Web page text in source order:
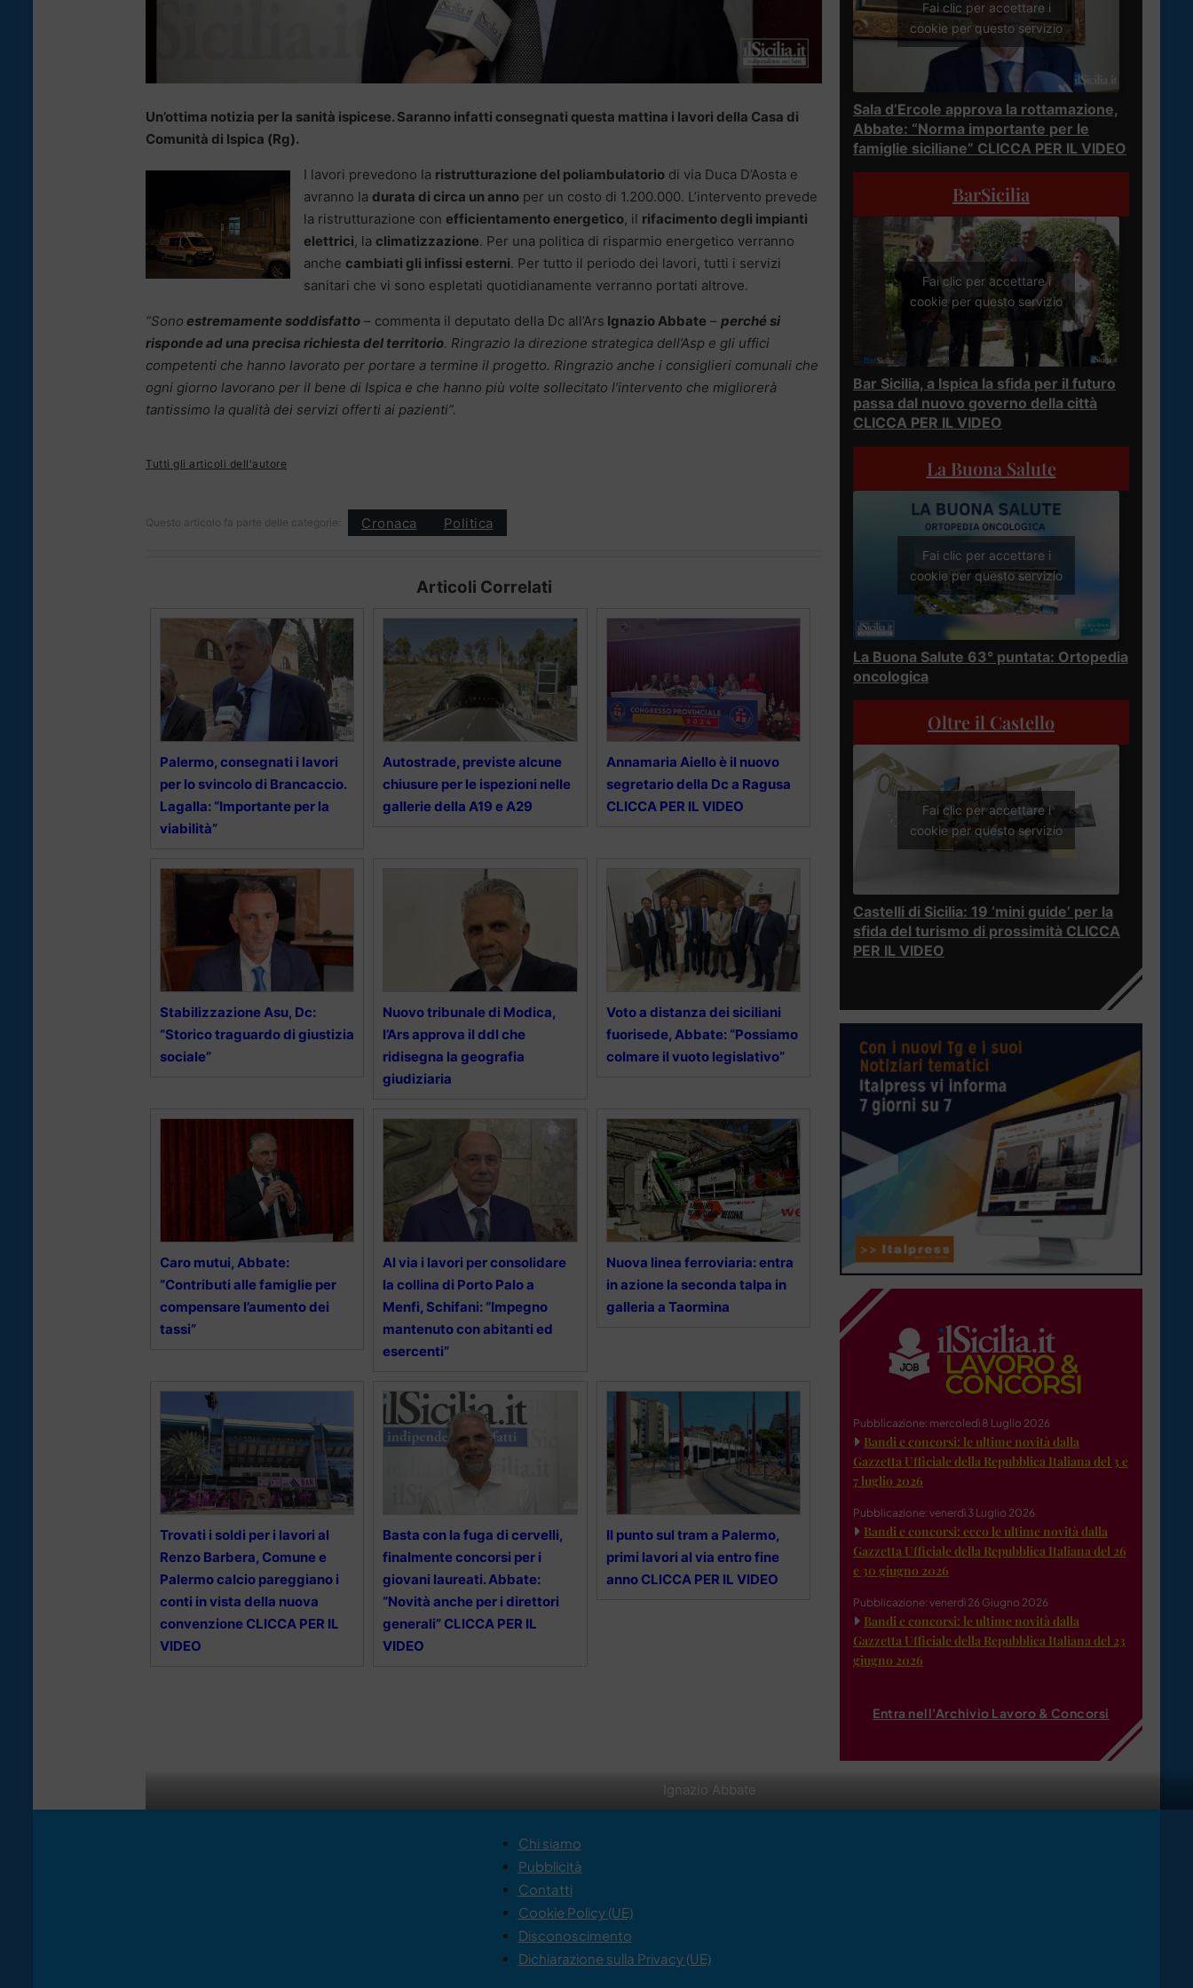
Ignazio Abbate
Un’ottima notizia per la sanità ispicese. Saranno infatti consegnati questa mattina i lavori della Casa di
Comunità di Ispica (Rg).
I lavori prevedono la ristrutturazione del poliambulatorio di via Duca D’Aosta e
avranno la durata di circa un anno per un costo di 1.200.000. L’intervento prevede
la ristrutturazione con efficientamento energetico, il rifacimento degli impianti
elettrici, la climatizzazione. Per una politica di risparmio energetico verranno
anche cambiati gli infissi esterni. Per tutto il periodo dei lavori, tutti i servizi
sanitari che vi sono espletati quotidianamente verranno portati altrove.
“Sono estremamente soddisfatto – commenta il deputato della Dc all’Ars Ignazio Abbate – perché si
risponde ad una precisa richiesta del territorio. Ringrazio la direzione strategica dell’Asp e gli uffici
competenti che hanno lavorato per portare a termine il progetto. Ringrazio anche i consiglieri comunali che
ogni giorno lavorano per il bene di Ispica e che hanno più volte sollecitato l’intervento che migliorerà
tantissimo la qualità dei servizi offerti ai pazienti”.
Tutti gli articoli dell'autore
Questo articolo fa parte delle categorie: Cronaca Politica
Articoli Correlati
Palermo, consegnati i lavori
per lo svincolo di Brancaccio.
Lagalla: “Importante per la
viabilità”
Autostrade, previste alcune
chiusure per le ispezioni nelle
gallerie della A19 e A29
Annamaria Aiello è il nuovo
segretario della Dc a Ragusa
CLICCA PER IL VIDEO
Stabilizzazione Asu, Dc:
“Storico traguardo di giustizia
sociale”
Nuovo tribunale di Modica,
l’Ars approva il ddl che
ridisegna la geografia
giudiziaria
Voto a distanza dei siciliani
fuorisede, Abbate: “Possiamo
colmare il vuoto legislativo”
Caro mutui, Abbate:
“Contributi alle famiglie per
compensare l’aumento dei
tassi”
Al via i lavori per consolidare
la collina di Porto Palo a
Menfi, Schifani: “Impegno
mantenuto con abitanti ed
esercenti”
Nuova linea ferroviaria: entra
in azione la seconda talpa in
galleria a Taormina
Trovati i soldi per i lavori al
Renzo Barbera, Comune e
Palermo calcio pareggiano i
conti in vista della nuova
convenzione CLICCA PER IL
VIDEO
Basta con la fuga di cervelli,
finalmente concorsi per i
giovani laureati. Abbate:
“Novità anche per i direttori
generali” CLICCA PER IL
VIDEO
Il punto sul tram a Palermo,
primi lavori al via entro fine
anno CLICCA PER IL VIDEO
Fai clic per accettare i
cookie per questo servizio
Sala d’Ercole approva la rottamazione,
Abbate: “Norma importante per le
famiglie siciliane” CLICCA PER IL VIDEO
BarSicilia
Fai clic per accettare i
cookie per questo servizio
Bar Sicilia, a Ispica la sfida per il futuro
passa dal nuovo governo della città
CLICCA PER IL VIDEO
La Buona Salute
Fai clic per accettare i
cookie per questo servizio
La Buona Salute 63° puntata: Ortopedia
oncologica
Oltre il Castello
Fai clic per accettare i
cookie per questo servizio
Castelli di Sicilia: 19 ‘mini guide’ per la
sfida del turismo di prossimità CLICCA
PER IL VIDEO
Pubblicazione: mercoledì 8 Luglio 2026
Bandi e concorsi: le ultime novità dalla
Gazzetta Ufficiale della Repubblica Italiana del 3 e
7 luglio 2026
Pubblicazione: venerdì 3 Luglio 2026
Bandi e concorsi: ecco le ultime novità dalla
Gazzetta Ufficiale della Repubblica Italiana del 26
e 30 giugno 2026
Pubblicazione: venerdì 26 Giugno 2026
Bandi e concorsi: le ultime novità dalla
Gazzetta Ufficiale della Repubblica Italiana del 23
giugno 2026
Entra nell'Archivio Lavoro & Concorsi
Chi siamo
Pubblicità
Contatti
Cookie Policy (UE)
Disconoscimento
Dichiarazione sulla Privacy (UE)